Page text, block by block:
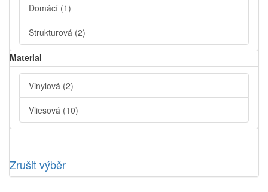
Domácí (1)
Strukturová (2)
Material
Vinylová (2)
Vliesová (10)
Zrušit výběr